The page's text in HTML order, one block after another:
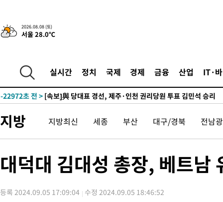
2026.08.08 (토)
서울 28.0℃
실시간 정치 국제 경제 금융 산업 IT·
-24268초 전 >[속보]與최고위원 제주·인천 순회경선…박선원·최민희·서미
한민수·김용 순
-24221초 전 >[속보]김민석, 與 전대 당원투표 누적 득표율 45.42%로 1위…
42.08%·宋 10.17%
-23037초 전 >
이강인 "아틀레티코 이적 기뻐…등번호 7번 의미보단 팀 위해
-22972초 전 >
-16746초 전 > 낮 최고 35도 '무더위'…동해안 시간당 30㎜ '강한 비'[내일날
틀레티코 이적"
-15798초 전 > 수도권 40도 육박 '펄펄'…동해안 일부 지역엔 호의주의보
-14767초 전 >온열질환 사망자 3명 늘어…누적 환자 3000명 돌파
-4819초 전 >백운산서 80년근 천종산삼 9뿌리 발견…감정가 1.3억원
-63초 전 >남자 농구, 나고야 아시안게임서 '홈팀' 일본과 한일전
지방 지방최신 세종 부산 대구/경북 전남
대덕대 김대성 총장, 베트남
등록 2024.09.05 17:09:04 수정 2024.09.05 18:46:52